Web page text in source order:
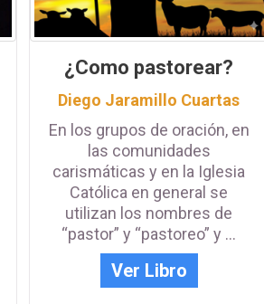
¿Como pastorear?
Diego Jaramillo Cuartas
En los grupos de oración, en
las comunidades
carismáticas y en la Iglesia
Católica en general se
utilizan los nombres de
“pastor” y “pastoreo” y ...
Ver Libro